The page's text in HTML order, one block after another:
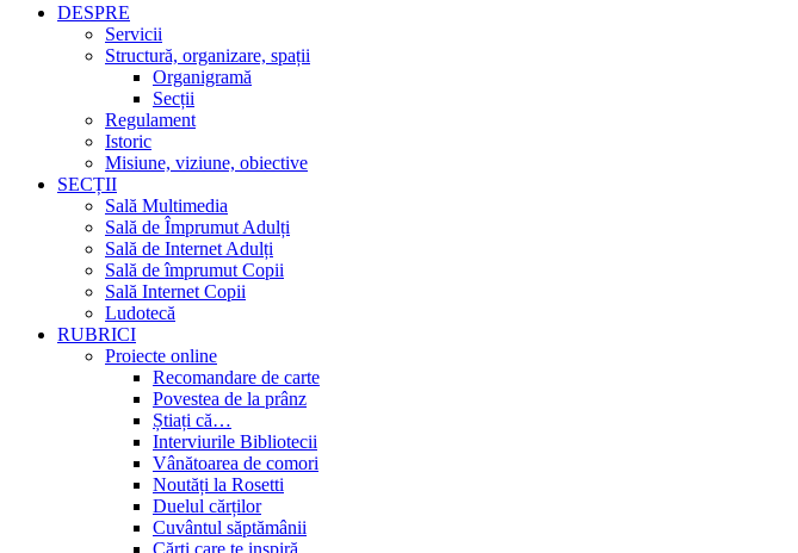
DESPRE
Servicii
Structură, organizare, spații
Organigramă
Secții
Regulament
Istoric
Misiune, viziune, obiective
SECȚII
Sală Multimedia
Sală de Împrumut Adulți
Sală de Internet Adulți
Sală de împrumut Copii
Sală Internet Copii
Ludotecă
RUBRICI
Proiecte online
Recomandare de carte
Povestea de la prânz
Știați că…
Interviurile Bibliotecii
Vânătoarea de comori
Noutăți la Rosetti
Duelul cărților
Cuvântul săptămânii
Cărți care te inspiră